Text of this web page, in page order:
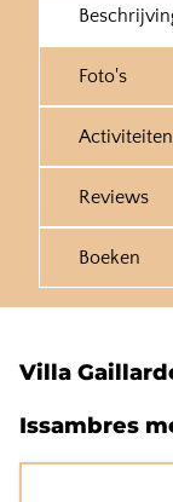
Foto's
Activiteiten
Reviews
Boeken
Villa
Issambres